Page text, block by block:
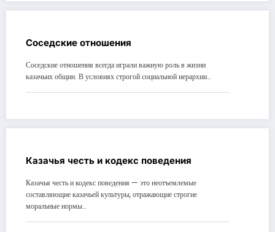
Соседские отношения
Соседские отношения всегда играли важную роль в жизни
казачьих общин. В условиях строгой социальной иерархии…
Казачья честь и кодекс поведения
Казачья честь и кодекс поведения — это неотъемлемые
составляющие казачьей культуры, отражающие строгие
моральные нормы…